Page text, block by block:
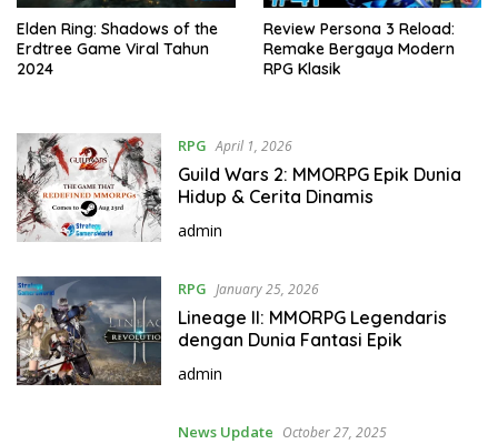
Elden Ring: Shadows of the
Erdtree Game Viral Tahun
2024
Review Persona 3 Reload:
Remake Bergaya Modern
RPG Klasik
RPG April 1, 2026
Guild Wars 2: MMORPG Epik Dunia
Hidup & Cerita Dinamis
admin
RPG January 25, 2026
Lineage II: MMORPG Legendaris
dengan Dunia Fantasi Epik
admin
News Update October 27, 2025